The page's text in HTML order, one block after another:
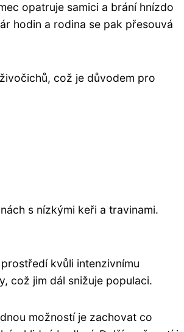
opatruje samici a brání hnízdo
hodin a rodina se pak přesouvá
což je důvodem pro
s nízkými keři a travinami.
kvůli intenzivnímu
což jim dál snižuje populaci.
možností je zachovat co